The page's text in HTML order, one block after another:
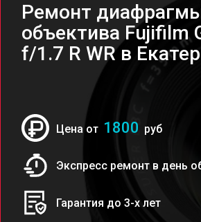
Ремонт
объектива Fujifilm
f/1.7 R WR в
Цена от 1800 руб
Экспресс ремонт в день
Гарантия до 3-х лет